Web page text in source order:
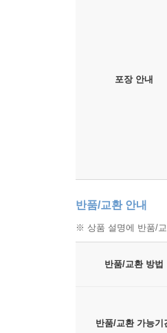
포장 안내
반품/교환 안내
※ 상품 설명에 반품/
반품/교환 방법
반품/교환 가능기